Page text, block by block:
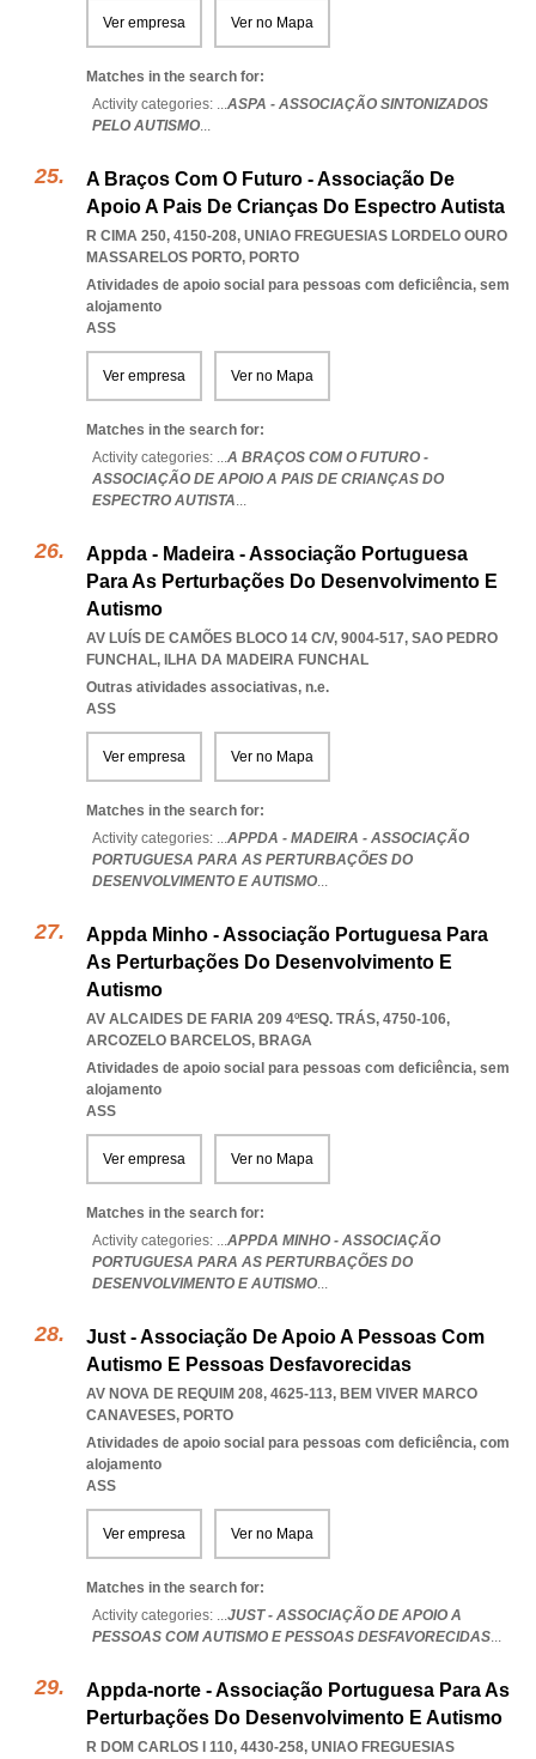
Ver empresa Ver no Mapa
Matches in the search for:
Activity categories: ...ASPA - ASSOCIAÇÃO SINTONIZADOS
PELO AUTISMO...
A Braços Com O Futuro - Associação De
Apoio A Pais De Crianças Do Espectro Autista
R CIMA 250, 4150-208, UNIAO FREGUESIAS LORDELO OURO
MASSARELOS PORTO, PORTO
Atividades de apoio social para pessoas com deficiência, sem
alojamento
ASS
Ver empresa Ver no Mapa
Matches in the search for:
Activity categories: ...A BRAÇOS COM O FUTURO -
ASSOCIAÇÃO DE APOIO A PAIS DE CRIANÇAS DO
ESPECTRO AUTISTA...
Appda - Madeira - Associação Portuguesa
Para As Perturbações Do Desenvolvimento E
Autismo
AV LUÍS DE CAMÕES BLOCO 14 C/V, 9004-517, SAO PEDRO
FUNCHAL, ILHA DA MADEIRA FUNCHAL
Outras atividades associativas, n.e.
ASS
Ver empresa Ver no Mapa
Matches in the search for:
Activity categories: ...APPDA - MADEIRA - ASSOCIAÇÃO
PORTUGUESA PARA AS PERTURBAÇÕES DO
DESENVOLVIMENTO E AUTISMO...
Appda Minho - Associação Portuguesa Para
As Perturbações Do Desenvolvimento E
Autismo
AV ALCAIDES DE FARIA 209 4ºESQ. TRÁS, 4750-106,
ARCOZELO BARCELOS, BRAGA
Atividades de apoio social para pessoas com deficiência, sem
alojamento
ASS
Ver empresa Ver no Mapa
Matches in the search for:
Activity categories: ...APPDA MINHO - ASSOCIAÇÃO
PORTUGUESA PARA AS PERTURBAÇÕES DO
DESENVOLVIMENTO E AUTISMO...
Just - Associação De Apoio A Pessoas Com
Autismo E Pessoas Desfavorecidas
AV NOVA DE REQUIM 208, 4625-113, BEM VIVER MARCO
CANAVESES, PORTO
Atividades de apoio social para pessoas com deficiência, com
alojamento
ASS
Ver empresa Ver no Mapa
Matches in the search for:
Activity categories: ...JUST - ASSOCIAÇÃO DE APOIO A
PESSOAS COM AUTISMO E PESSOAS DESFAVORECIDAS...
Appda-norte - Associação Portuguesa Para As
Perturbações Do Desenvolvimento E Autismo
R DOM CARLOS I 110, 4430-258, UNIAO FREGUESIAS